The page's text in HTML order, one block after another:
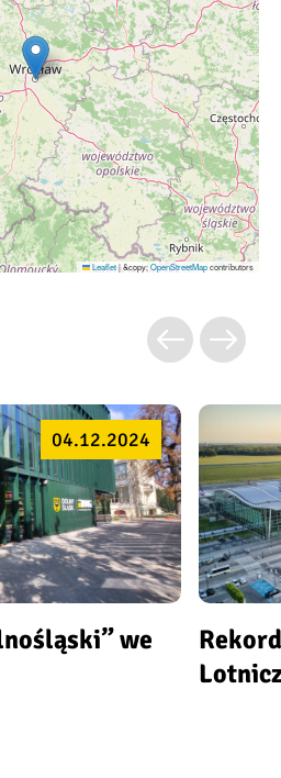
Leaflet|&copy;OpenStreetMapcontributors
04.12.2024
we